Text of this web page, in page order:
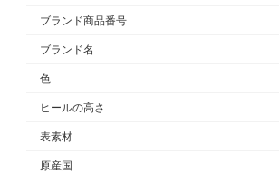
ブランド商品番号
ブランド名
色
ヒールの高さ
表素材
原産国